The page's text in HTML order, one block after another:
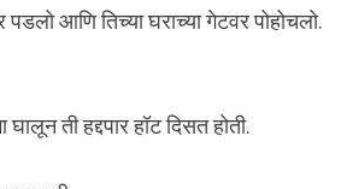
आणि तिच्या घराच्या गेटवर पोहोचलो.
ती हद्दपार हॉट दिसत होती.